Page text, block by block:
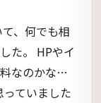
、何でも相
た。 HPやイ
なのかな…
ていました